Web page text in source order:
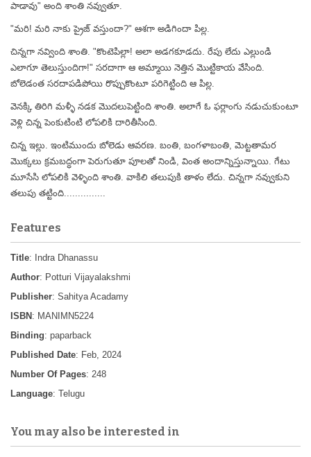
పాడావు" అంది శాంతి నవ్వుతూ.
"మరి! మరి నాకు ప్రైజ్ వస్తుందా?" ఆశగా అడిగిందా పిల్ల.
చిన్నగా నవ్వింది శాంతి. "కొంటెపిల్లా! అలా అడగకూడదు. రేపు లేదు ఎల్లుండి
ఎలాగూ తెలుస్తుందిగా!" సరదాగా ఆ అమ్మాయి నెత్తిన మొట్టికాయ వేసింది.
బోలెడంత సరదాపడిపోయి రొప్పుకొంటూ పరిగెట్టింది ఆ పిల్ల.
వెనక్కి తిరిగి మళ్ళీ నడక మొదలుపెట్టింది శాంతి. అలాగే ఓ ఫర్లాంగు నడుచుకుంటూ
వెళ్లి చిన్న పెంకుటింటి లోపలికి దారితీసింది.
చిన్న ఇల్లు. ఇంటిముందు బోలెడు ఆవరణ. బంతి, బంగళాబంతి, మెట్టతామర
మొక్కలు క్రమబద్ధంగా పెరుగుతూ పూలతో నిండి, వింత అందాన్నిస్తున్నాయి. గేటు
మూసేసి లోపలికి వెళ్ళింది శాంతి. వాకిలి తలుపుకి తాళం లేదు. చిన్నగా నవ్వుకుని
తలుపు తట్టింది...............
Features
Title: Indra Dhanassu
Author: Potturi Vijayalakshmi
Publisher: Sahitya Acadamy
ISBN : MANIMN5224
Binding: paparback
Published Date: Feb, 2024
Number Of Pages: 248
Language: Telugu
You may also be interested in